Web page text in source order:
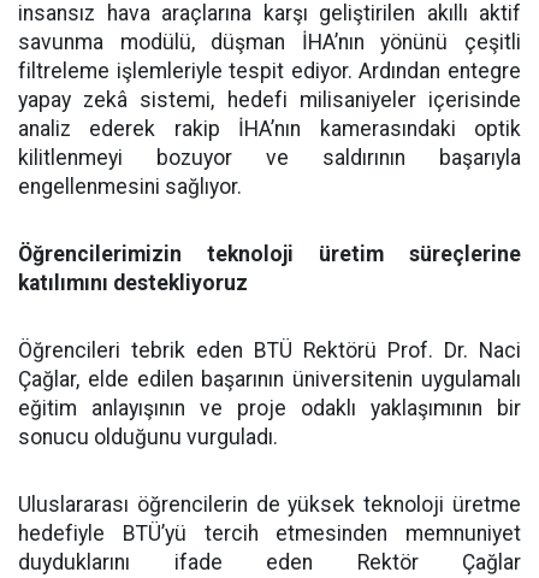
insansız hava araçlarına karşı geliştirilen akıllı aktif
savunma modülü, düşman İHA’nın yönünü çeşitli
filtreleme işlemleriyle tespit ediyor. Ardından entegre
yapay zekâ sistemi, hedefi milisaniyeler içerisinde
analiz ederek rakip İHA’nın kamerasındaki optik
kilitlenmeyi bozuyor ve saldırının başarıyla
engellenmesini sağlıyor.
Öğrencilerimizin teknoloji üretim süreçlerine
katılımını destekliyoruz
Öğrencileri tebrik eden BTÜ Rektörü Prof. Dr. Naci
Çağlar, elde edilen başarının üniversitenin uygulamalı
eğitim anlayışının ve proje odaklı yaklaşımının bir
sonucu olduğunu vurguladı.
Uluslararası öğrencilerin de yüksek teknoloji üretme
hedefiyle BTÜ’yü tercih etmesinden memnuniyet
duyduklarını ifade eden Rektör Çağlar